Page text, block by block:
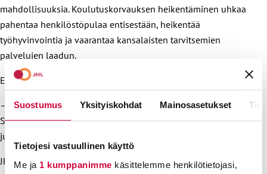
Suostumus Yksityiskohdat Mainosasetukset
Tietojesi vastuullinen käyttö
Me ja 1 kumppanimme käsittelemme henkilötietojasi,
mahdollisuuksia. Koulutuskorvauksen heikentäminen uhkaa
pahentaa henkilöstöpulaa entisestään, heikentää
työhyvinvointia ja vaarantaa kansalaisten tarvitsemien
palvelujen laadun.
Ekström vaatii, että koulutuskorvausta ei heikennetä.
– Ammattilaisten osaamiseen on välttämätöntä investoida.
Se on edellytys toimiville, turvallisille ja laadukkaille
julkisille palveluille.
JHL:n lausunnon löydättäältä.